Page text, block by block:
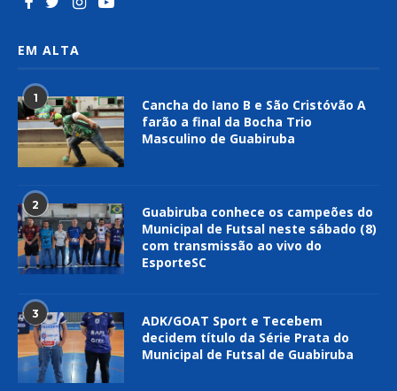
EM ALTA
1
Cancha do Iano B e São Cristóvão A
farão a final da Bocha Trio
Masculino de Guabiruba
2
Guabiruba conhece os campeões do
Municipal de Futsal neste sábado (8)
com transmissão ao vivo do
EsporteSC
3
ADK/GOAT Sport e Tecebem
decidem título da Série Prata do
Municipal de Futsal de Guabiruba